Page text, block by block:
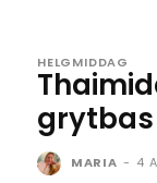
HELGMIDDAG
grytbas
MARIA - 4